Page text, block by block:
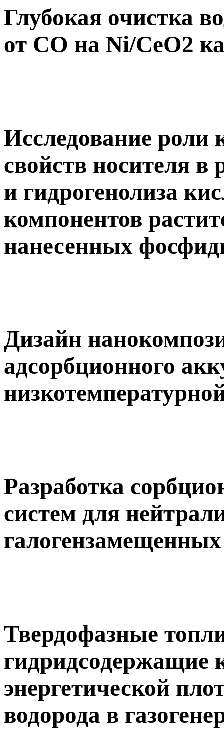
Глубокая очистка
от СО на Ni/CeO2
Исследование роли
свойств носителя в
и гидрогенолиза
компонентов
нанесенных
Дизайн
адсорбционного
Разработка
систем для
Твердофазные
гидридсодержащие
энергетической
водорода в